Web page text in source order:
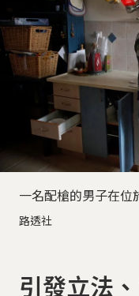
一名配槍的男子在位
路透社
引發立法